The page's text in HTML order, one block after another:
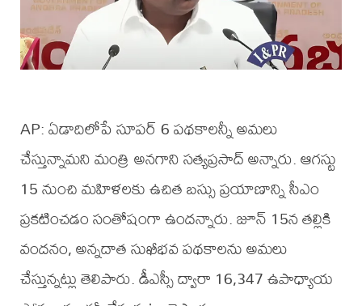
AP: ఏడాదిలోపే సూపర్ 6 పథకాలన్నీ అమలు
చేస్తున్నామని మంత్రి అనగాని సత్య‌ప్రసాద్ అన్నారు. ఆగస్టు
15 నుంచి మహిళలకు ఉచిత బస్సు ప్రయాణాన్ని సీఎం
ప్రకటించడం సంతోషంగా ఉందన్నారు. జూన్ 15న తల్లికి
వందనం, అన్నదాత సుఖీభవ పథకాలను అమలు
చేస్తున్నట్లు తెలిపారు. డీఎస్సీ ద్వారా 16,347 ఉపాధ్యాయ